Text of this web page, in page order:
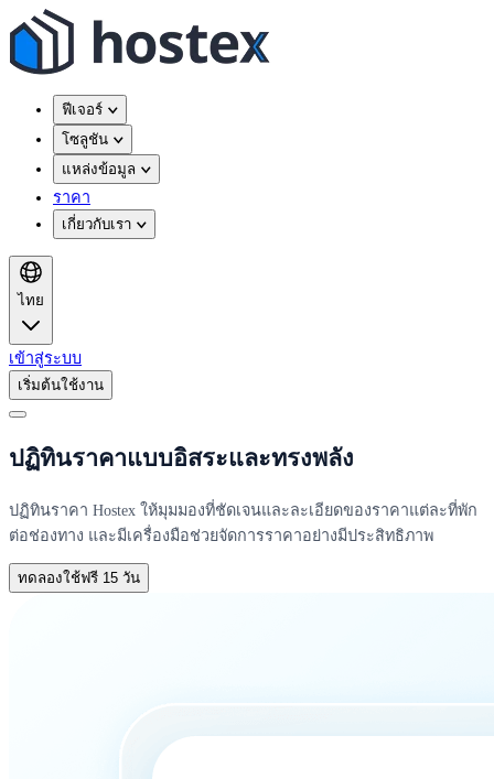
ฟีเจอร์
โซลูชัน
แหล่งข้อมูล
ราคา
เกี่ยวกับเรา
ไทย
เข้าสู่ระบบ
เริ่มต้นใช้งาน
ปฏิทินราคาแบบอิสระและทรงพลัง
ปฏิทินราคา Hostex ให้มุมมองที่ชัดเจนและละเอียดของราคาแต่ละที่พัก
ต่อช่องทาง และมีเครื่องมือช่วยจัดการราคาอย่างมีประสิทธิภาพ
ทดลองใช้ฟรี 15 วัน